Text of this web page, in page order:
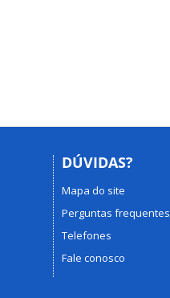
DÚVIDAS?
Mapa do site
Perguntas frequentes
Telefones
Fale conosco